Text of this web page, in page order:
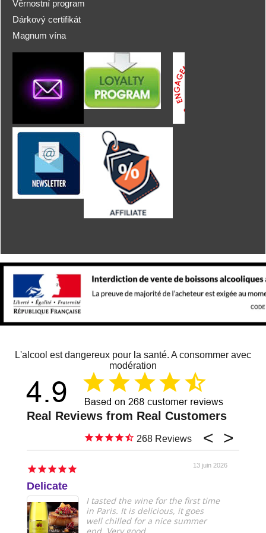
Věrnostní program
Dárkový certifikát
Magnum vína
L'alcool est dangereux pour la santé. A consommer avec
modération
268
13 juin 2026
Delicate
I tasted the wine for the first time
in Paris. It is delicious, it goes
well chilled for a nice summer
end. Very good.